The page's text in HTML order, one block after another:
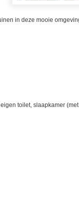
in deze mooie
toilet, slaapkamer